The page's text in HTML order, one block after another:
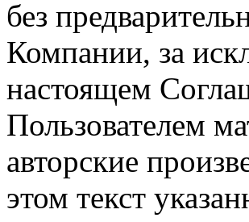
без
Компании, за
настоящем
Пользователем
авторские
этом текст